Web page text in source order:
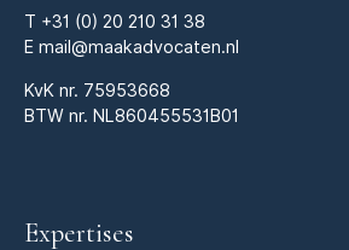
T +31 (0) 20 210 31 38
E mail@maakadvocaten.nl
KvK nr. 75953668
BTW nr. NL860455531B01
Expertises